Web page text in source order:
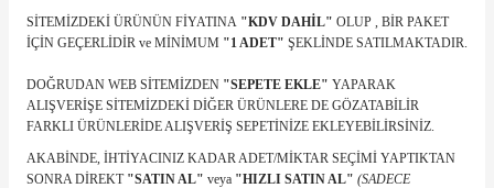
Yol Vericiler
SİTEMİZDEKİ ÜRÜNÜN FİYATINA "KDV DAHİL" OLUP , BİR PAKET
İÇİN GEÇERLİDİR ve MİNİMUM "1 ADET" ŞEKLİNDE SATILMAKTADIR.
DOĞRUDAN WEB SİTEMİZDEN "SEPETE EKLE" YAPARAK
ALIŞVERİŞE SİTEMİZDEKİ DİĞER ÜRÜNLERE DE GÖZATABİLİR
FARKLI ÜRÜNLERİDE ALIŞVERİŞ SEPETİNİZE EKLEYEBİLİRSİNİZ.
AKABİNDE, İHTİYACINIZ KADAR ADET/MİKTAR SEÇİMİ YAPTIKTAN
SONRA DİREKT "SATIN AL" veya "HIZLI SATIN AL" (SADECE